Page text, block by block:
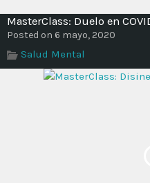
MasterClass: Duelo en
Posted on 6 mayo, 2020
Salud Mental